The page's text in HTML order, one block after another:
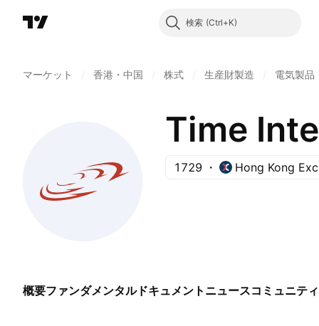
検索
マーケット 香港・中国 株式 生産財製造 電気製品
Time
1729 Hong Kong
概要ファンダメンタルドキュメント ニュースコミュニティ